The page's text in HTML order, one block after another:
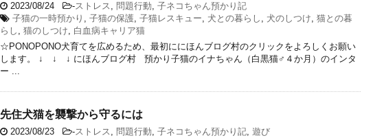
2023/08/24 -ストレス , 問題行動, 子ネコちゃん預かり記
子猫の一時預かり , 子猫の保護, 子猫レスキュー, 犬との暮らし , 犬のしつけ, 猫との暮
らし , 猫のしつけ, 白血病キャリア猫
☆PONOPONO犬育てを広めるため、最初ににほんブログ村のクリックをよろしくお願い
します。 ↓ ↓ ↓ にほんブログ村 預かり子猫のイナちゃん（白黒猫♂４か月）のインタ
ー ...
先住犬猫を襲撃から守るには
2023/08/23 -ストレス , 問題行動, 子ネコちゃん預かり記, 遊び